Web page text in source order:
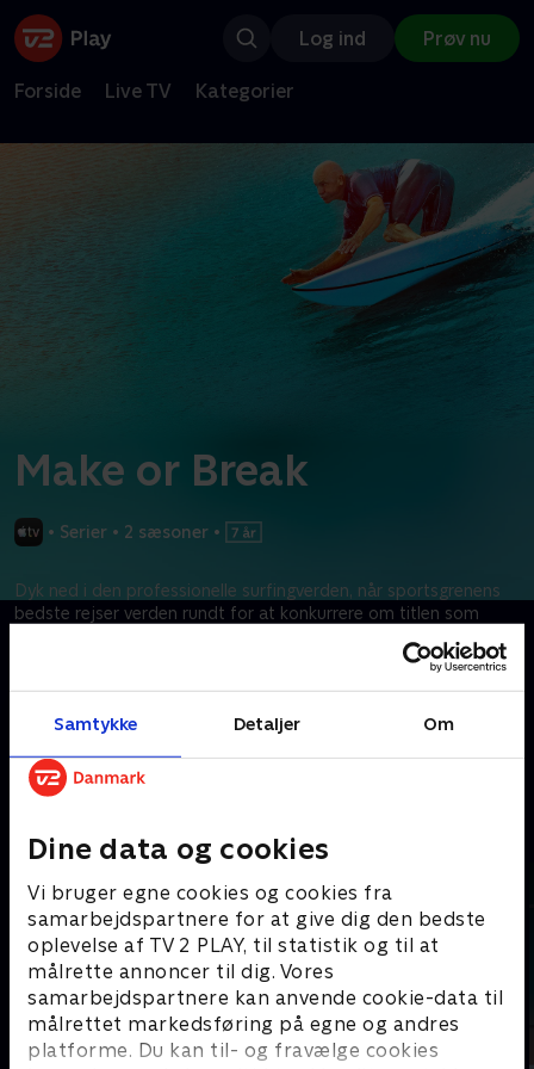
Samtykke Detaljer Om
Dine data og cookies
Vi bruger egne cookies og cookies fra
samarbejdspartnere for at give dig den bedste
oplevelse af TV 2 PLAY, til statistik og til at
målrette annoncer til dig. Vores
samarbejdspartnere kan anvende cookie-data til
målrettet markedsføring på egne og andres
platforme. Du kan til- og fravælge cookies
Log ind Prøv nu
Forside Live TV Kategorier
Make or Break
• Serier • 2 sæsoner •
Dyk ned i den professionelle surfingverden, når sportsgrenens
bedste rejser verden rundt for at konkurrere om titlen som
denne dokumentarserie atleternes liv under mesterskabsserien
Kræver tilkøb
Mere indhold fra Apple TV